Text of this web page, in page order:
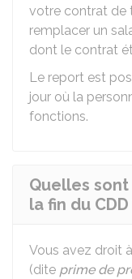
votre contrat de
remplacer un
dont le contrat
Le report est
jour où la
fonctions.
Quelles
la fin du CDD
Vous avez droit
(dite prime de